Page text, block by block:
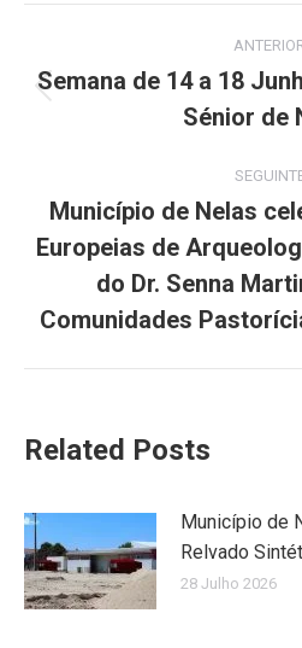
navigation
Semana de 14 a 18
Sénior de
Next
Município de Nelas
Europeias de
do Dr. Senna
Comunidades
Related Posts
Município de
Relvado
28 Julho 2026